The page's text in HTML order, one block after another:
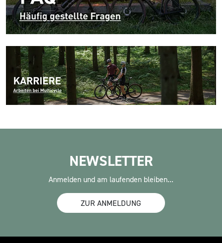
NEWSLETTER
Anmelden und am laufenden bleiben...
ZUR ANMELDUNG